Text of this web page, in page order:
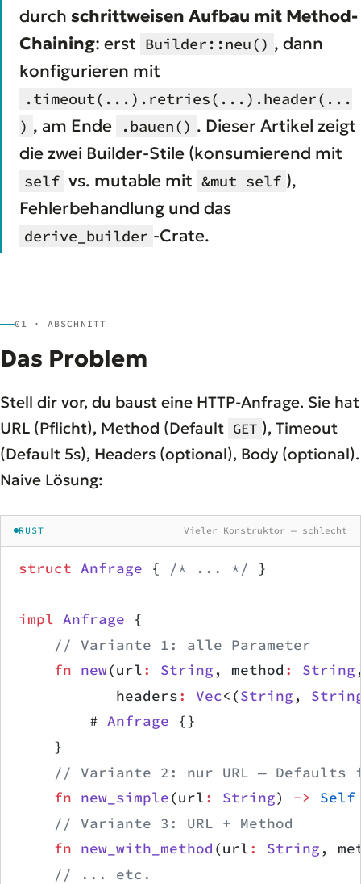
durch schrittweisen Aufbau mit Method-
Chaining: erst Builder::neu() , dann
konfigurieren mit
.timeout(...).retries(...).header(...
) , am Ende .bauen() . Dieser Artikel zeigt
die zwei Builder-Stile (konsumierend mit
self vs. mutable mit &mut self ),
Fehlerbehandlung und das
derive_builder -Crate.
01 · ABSCHNITT
Das Problem
Stell dir vor, du baust eine HTTP-Anfrage. Sie hat
URL (Pflicht), Method (Default GET ), Timeout
(Default 5s), Headers (optional), Body (optional).
Naive Lösung:
RUST Vieler Konstruktor — schlecht
struct Anfrage { /* ... */ }
impl Anfrage {
    // Variante 1: alle Parameter
    fn
new(url: String, method : String
           headers
: Vec<(String,
        #
Anfrage {}
    }
// Variante 2: nur URL — Defaults
    fn
new_simple(url: String) -> Self
    // Variante 3: URL + Method
    fn
new_with_method (url: String,
    // ... etc.